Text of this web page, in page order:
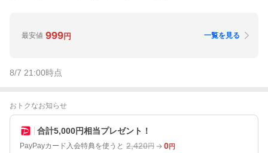
最安値 999円 一覧を見る
8/7 21:00時点
おトクなお知らせ
合計5,000円相当プレゼント！
PayPayカード入会特典を使うと 2,420円 0円